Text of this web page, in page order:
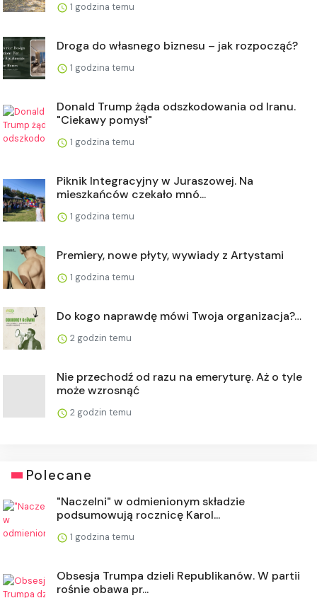
1 godzina temu
Droga do własnego biznesu – jak rozpocząć?
1 godzina temu
Donald Trump żąda odszkodowania od Iranu.
"Ciekawy pomysł"
1 godzina temu
Piknik Integracyjny w Juraszowej. Na
mieszkańców czekało mnó...
1 godzina temu
Premiery, nowe płyty, wywiady z Artystami
1 godzina temu
Do kogo naprawdę mówi Twoja organizacja?…
2 godzin temu
Nie przechodź od razu na emeryturę. Aż o tyle
może wzrosnąć
2 godzin temu
Polecane
"Naczelni" w odmienionym składzie
podsumowują rocznicę Karol...
1 godzina temu
Obsesja Trumpa dzieli Republikanów. W partii
rośnie obawa pr...